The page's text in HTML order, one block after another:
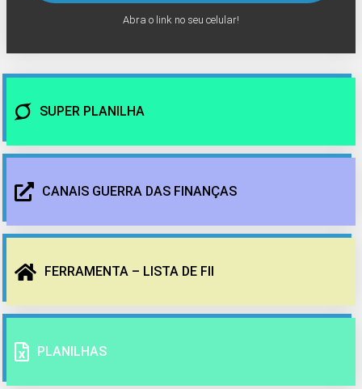
Abra o link no seu celular!
SUPER PLANILHA
CANAIS GUERRA DAS FINANÇAS
FERRAMENTA – LISTA DE FII
PLANILHAS